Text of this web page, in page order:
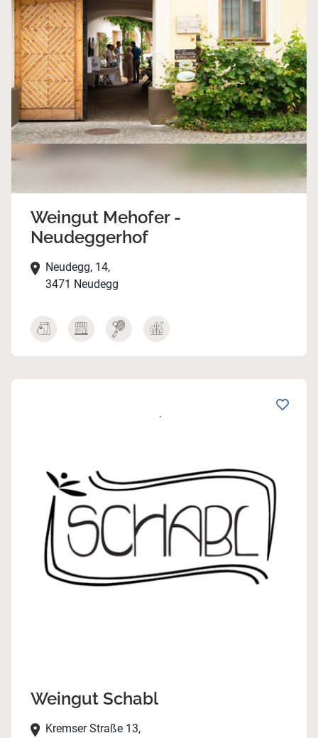
Weingut Mehofer -
Neudeggerhof
Neudegg, 14,
3471 Neudegg
Weingut Schabl
Kremser Straße 13,